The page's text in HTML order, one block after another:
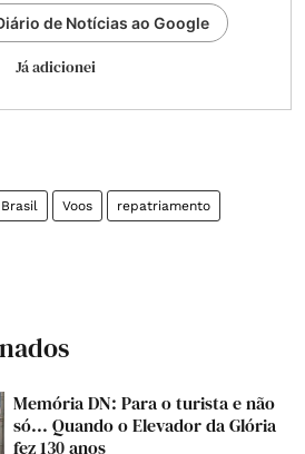
de Notícias ao Google
Já adicionei
Brasil Voos repatriamento
Memória DN: Para o turista e não
só... Quando o Elevador da Glória
fez 130 anos